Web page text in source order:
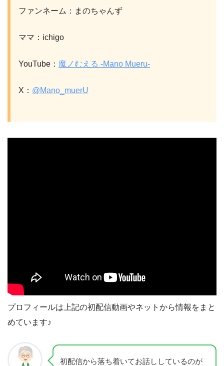
ファンネーム：まのちゃんず
ママ：ichigo
YouTube： 魔ノむえる -Mano Mueru-
X： @Mano_muerU
プロフィールは上記の初配信動画やネットから情報をまと
めています♪
初配信から落ち着いてお話ししているのが